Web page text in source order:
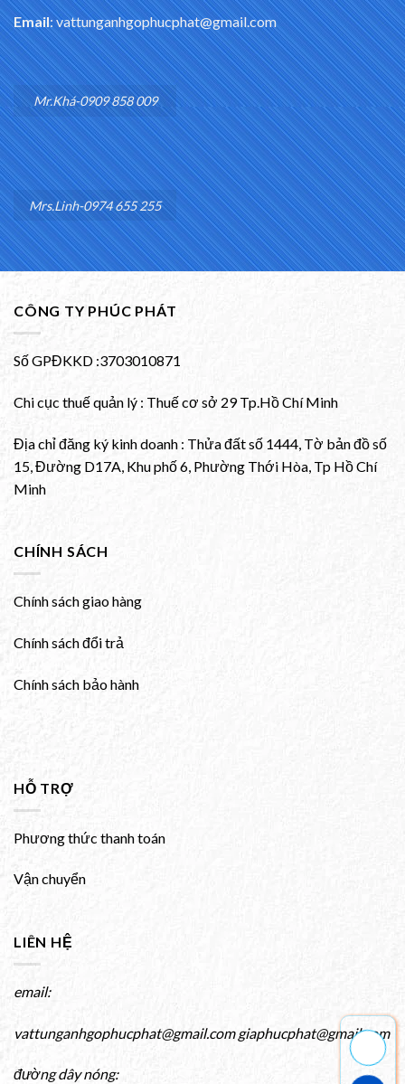
Email: vattunganhgophucphat@gmail.com
Mr.Khá-0909 858 009
Mrs.Linh-0974 655 255
CÔNG TY PHÚC PHÁT
Số GPĐKKD :3703010871
Chi cục thuế quản lý : Thuế cơ sở 29 Tp.Hồ Chí Minh
Địa chỉ đăng ký kinh doanh : Thửa đất số 1444, Tờ bản đồ số
15, Đường D17A, Khu phố 6, Phường Thới Hòa, Tp Hồ Chí
Minh
CHÍNH SÁCH
Chính sách giao hàng
Chính sách đổi trả
Chính sách bảo hành
HỖ TRỢ
Phương thức thanh toán
Vận chuyển
LIÊN HỆ
email:
vattunganhgophucphat@gmail.com giaphucphat@gmail.com
đường dây nóng: